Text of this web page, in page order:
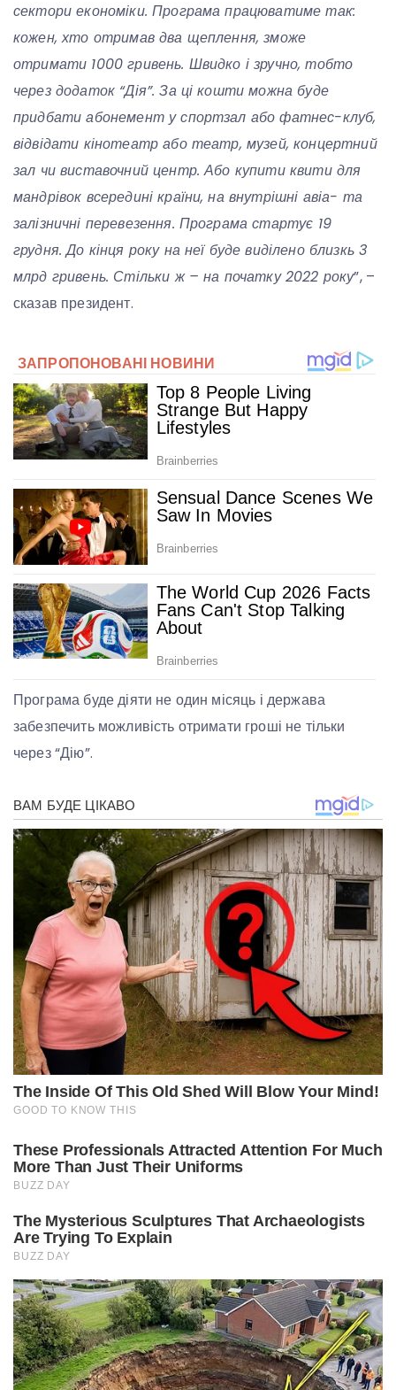
сектори економіки. Програма працюватиме так:
кожен, хто отримав два щеплення, зможе
отримати 1000 гривень. Швидко і зручно, тобто
через додаток “Дія”. За ці кошти можна буде
придбати абонемент у спортзал або фатнес-клуб,
відвідати кінотеатр або театр, музей, концертний
зал чи виставочний центр. Або купити квити для
мандрівок всередині країни, на внутрішні авіа- та
залізничні перевезення. Програма стартує 19
грудня. До кінця року на неї буде виділено близкь 3
млрд гривень. Стільки ж – на початку 2022 року”, –
сказав президент.
Програма буде діяти не один місяць і держава
забезпечить можливість отримати гроші не тільки
через “Дію”.